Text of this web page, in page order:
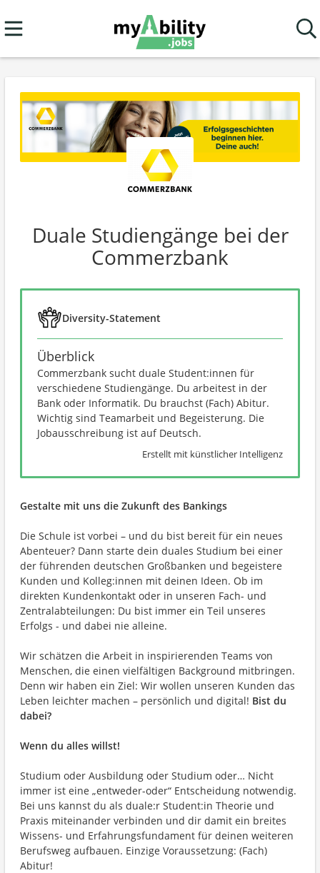
Duale Studiengänge bei der
Commerzbank
Diversity-Statement
Überblick
Commerzbank sucht duale Student:innen für
verschiedene Studiengänge. Du arbeitest in der
Bank oder Informatik. Du brauchst (Fach) Abitur.
Wichtig sind Teamarbeit und Begeisterung. Die
Jobausschreibung ist auf Deutsch.
Erstellt mit künstlicher Intelligenz
Gestalte mit uns die Zukunft des Bankings
Die Schule ist vorbei – und du bist bereit für ein neues
Abenteuer? Dann starte dein duales Studium bei einer
der führenden deutschen Großbanken und begeistere
Kunden und Kolleg:innen mit deinen Ideen. Ob im
direkten Kundenkontakt oder in unseren Fach- und
Zentralabteilungen: Du bist immer ein Teil unseres
Erfolgs - und dabei nie alleine.
Wir schätzen die Arbeit in inspirierenden Teams von
Menschen, die einen vielfältigen Background mitbringen.
Denn wir haben ein Ziel: Wir wollen unseren Kunden das
Leben leichter machen – persönlich und digital! Bist du
dabei?
Wenn du alles willst!
Studium oder Ausbildung oder Studium oder… Nicht
immer ist eine „entweder-oder“ Entscheidung notwendig.
Bei uns kannst du als duale:r Student:in Theorie und
Praxis miteinander verbinden und dir damit ein breites
Wissens- und Erfahrungsfundament für deinen weiteren
Berufsweg aufbauen. Einzige Voraussetzung: (Fach)
Abitur!